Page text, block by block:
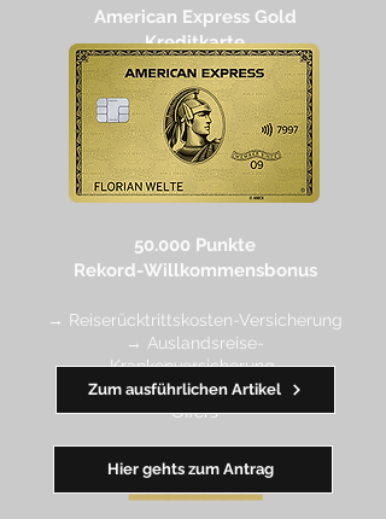
American Express Gold
Kreditkarte
50.000 Punkte
Rekord-Willkommensbonus
→ Reiserücktrittskosten-Versicherung
→ Auslandsreise-
Krankenversicherung
→ wertvolle Rabatte dank Amex
Offers
━━━━━━━
Zum ausführlichen Artikel
Hier gehts zum Antrag